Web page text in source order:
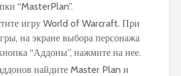
“MasterPlan”.
игру World of Warcraft. При
на экране выбора персонажа
“Аддоны”, нажмите на нее.
найдите Master Plan и